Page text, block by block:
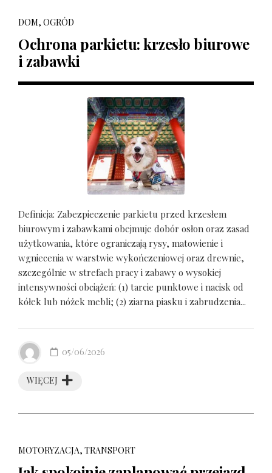
DOM, OGRÓD
Ochrona parkietu: krzesło biurowe
i zabawki
Definicja: Zabezpieczenie parkietu przed krzesłem
biurowym i zabawkami obejmuje dobór osłon oraz zasad
użytkowania, które ograniczają rysy, matowienie i
wgniecenia w warstwie wykończeniowej oraz drewnie,
szczególnie w strefach pracy i zabawy o wysokiej
intensywności obciążeń: (1) tarcie punktowe i nacisk od
kółek lub nóżek mebli; (2) ziarna piasku i zabrudzenia...
WIĘCEJ
05/06/2026
MOTORYZACJA, TRANSPORT